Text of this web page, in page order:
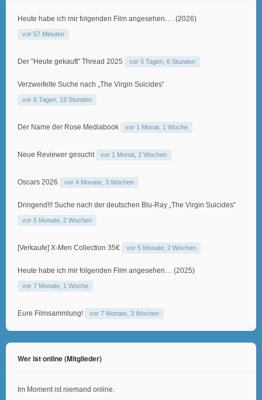
Heute habe ich mir folgenden Film angesehen…. (2026)
vor 57 Minuten
Der "Heute gekauft" Thread 2025 vor 5 Tagen, 6 Stunden
Verzweifelte Suche nach „The Virgin Suicides“
vor 6 Tagen, 19 Stunden
Der Name der Rose Mediabook vor 1 Monat, 1 Woche
Neue Reviewer gesucht vor 1 Monat, 2 Wochen
Oscars 2026 vor 4 Monate, 3 Wochen
Dringend!!! Suche nach der deutschen Blu-Ray „The Virgin Suicides“
vor 5 Monate, 2 Wochen
[Verkaufe] X-Men Collection 35€ vor 5 Monate, 2 Wochen
Heute habe ich mir folgenden Film angesehen… (2025)
vor 7 Monate, 1 Woche
Eure Filmsammlung! vor 7 Monate, 3 Wochen
Wer ist online (Mitglieder)
Im Moment ist niemand online.